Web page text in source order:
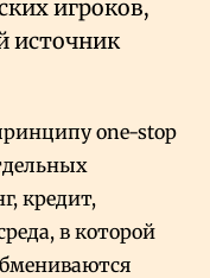
игроков,
источник
one-stop
кредит,
в которой